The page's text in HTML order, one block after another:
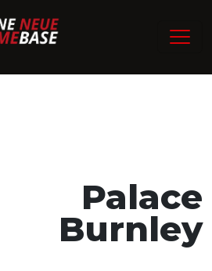
Palace
Burnley